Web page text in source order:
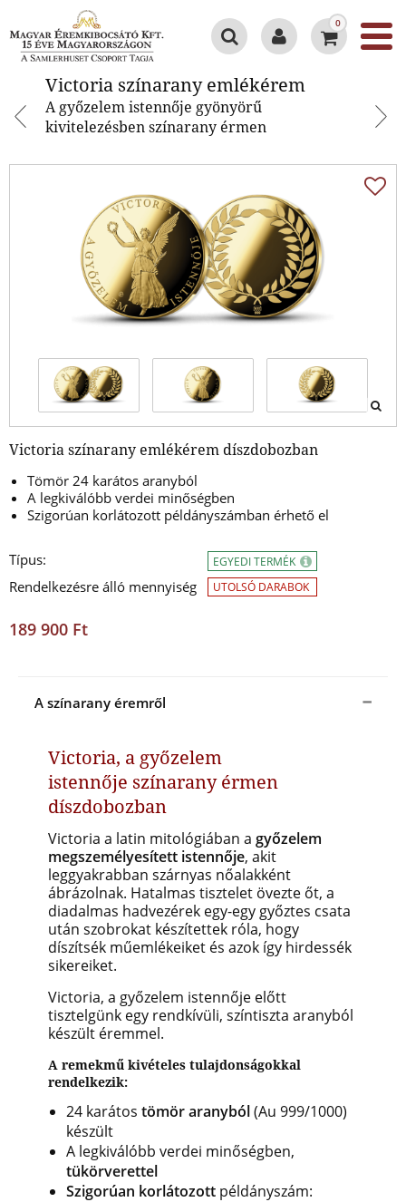
0
Victoria színarany emlékérem
A győzelem istennője gyönyörű
kivitelezésben színarany érmen
Victoria színarany emlékérem díszdobozban
Tömör 24 karátos aranyból
A legkiválóbb verdei minőségben
Szigorúan korlátozott példányszámban érhető el
Típus:
Rendelkezésre álló mennyiség
EGYEDI TERMÉK
UTOLSÓ DARABOK
189 900 Ft
A színarany éremről
Victoria, a győzelem
istennője színarany érmen
díszdobozban
Victoria a latin mitológiában a győzelem
megszemélyesített istennője, akit
leggyakrabban szárnyas nőalakként
ábrázolnak. Hatalmas tisztelet övezte őt, a
diadalmas hadvezérek egy-egy győztes csata
után szobrokat készítettek róla, hogy
díszítsék műemlékeiket és azok így hirdessék
sikereiket.
Victoria, a győzelem istennője előtt
tisztelgünk egy rendkívüli, színtiszta aranyból
készült éremmel.
A remekmű kivételes tulajdonságokkal
rendelkezik:
24 karátos tömör aranyból(Au 999/1000)
készült
A legkiválóbb verdei minőségben,
tükörverettel
Szigorúan korlátozott példányszám:
Victoria színarany emlékérem